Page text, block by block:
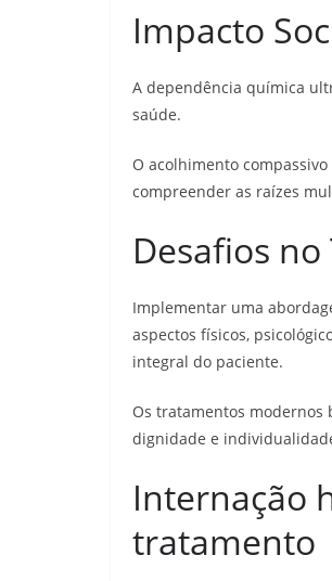
Impacto
A dependência química
saúde.
O acolhimento
compreender as raízes
Desafios
Implementar uma
aspectos físicos,
integral do paciente.
Os tratamentos
dignidade e
Internação
tratamento